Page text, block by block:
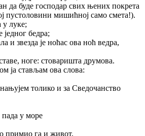
да буде господар свих њених покрета
пустоловини мишићној само смета!).
у луке;
једног бедра;
и звезда је ноћас ова ноћ ведра,
ноге: стоваришта друмова.
ја стављам ова слова:
толико и за Сведочанство
у море
примио га и живот,